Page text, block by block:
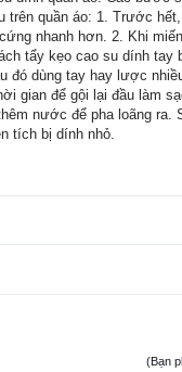
quần áo: 1. Trước
nhanh hơn. 2. Khi
tẩy kẹo cao su dính
đó dùng tay hay lược
gian để gội lại đầu làm
nước để pha loãng ra.
tích bị dính nhỏ.
(Bạn